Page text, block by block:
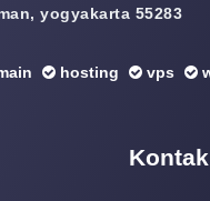
yogyakarta 55283
hosting vps